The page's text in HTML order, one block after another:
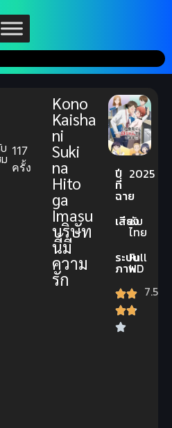
117
ครั้ง
Kono
Kaisha
ni
Suki
na
Hito
ga
Imasu
บริษัท
นี้มี
ความ
รัก
ปี
ที่
ฉาย
2025
เสียง
ซับ
ไทย
ระบบ
ภาพ
Full
HD
7.5